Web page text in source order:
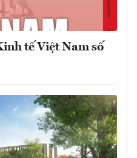
tế Việt Nam số